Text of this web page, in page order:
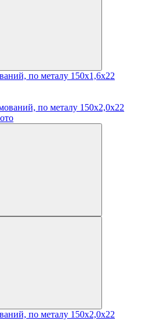
по металу 150х1,6х22
по металу 150х2,0х22